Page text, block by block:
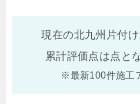
現在の北九州片付
累計評価点は点と
※最新100件施工